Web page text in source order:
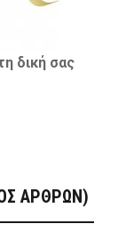
δική σας
ΑΡΘΡΩΝ)